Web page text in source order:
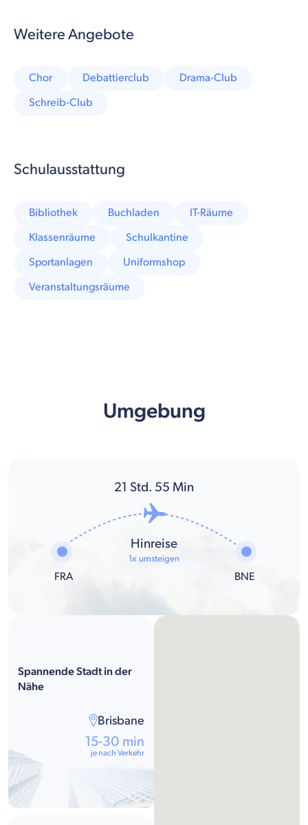
Weitere Angebote
Chor Debattierclub
Drama-Club
Schreib-Club
Schulausstattung
Bibliothek Buchladen
IT-Räume
Klassenräume
Schulkantine
Sportanlagen
Uniformshop
Veranstaltungsräume
Umgebung
21 Std. 55 Min
FRA
Hinreise
1x umsteigen
BNE
Spannende Stadt in der
Nähe
Brisbane
15-30 min
je nach Verkehr